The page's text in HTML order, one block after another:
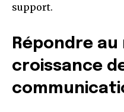
support.
Répondre
croissance